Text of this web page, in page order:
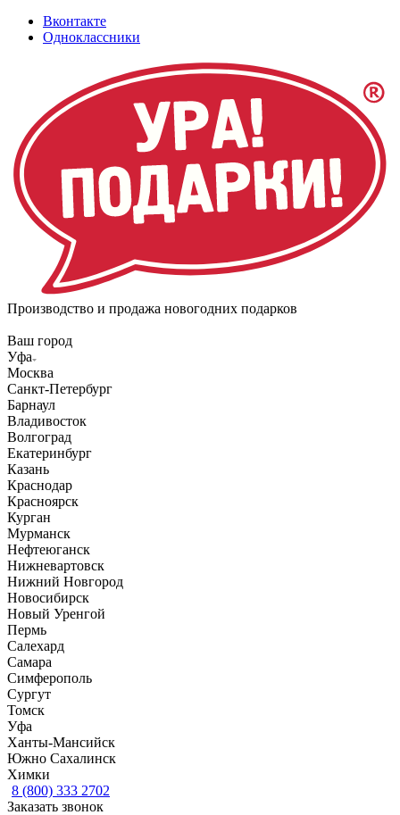
Вконтакте
Одноклассники
Производство и продажа новогодних подарков
Ваш город
Уфа
Москва
Санкт-Петербург
Барнаул
Владивосток
Волгоград
Екатеринбург
Казань
Краснодар
Красноярск
Курган
Мурманск
Нефтеюганск
Нижневартовск
Нижний Новгород
Новосибирск
Новый Уренгой
Пермь
Салехард
Самара
Симферополь
Сургут
Томск
Уфа
Ханты-Мансийск
Южно Сахалинск
Химки
8 (800) 333 2702
Заказать звонок